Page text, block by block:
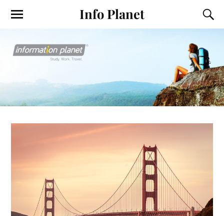
Info Planet